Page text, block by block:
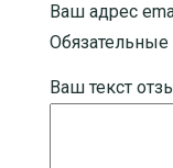
Ваш адрес
Ваш текст